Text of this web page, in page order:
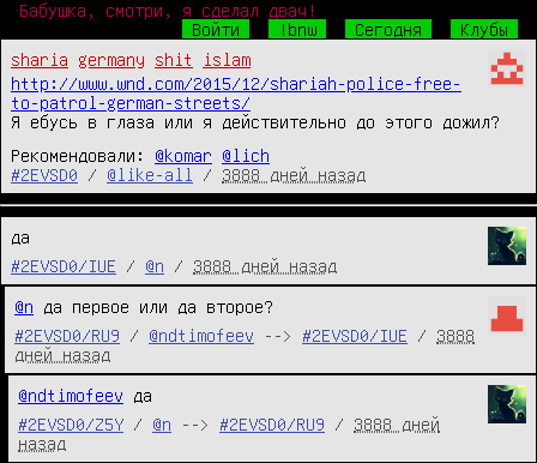
Бабушка, смотри, я сделал двач!
Войти
!bnw Сегодня
Клубы
sharia
germany shit
islam
http://www.wnd.com/2015/12/shariah-police-free-
to-patrol-german-streets/
Я ебусь в глаза или я действительно до этого дожил?
Рекомендовали: @komar
@lich
#2EVSD0
/ @like-all / 3888 дней назад
да
#2EVSD0/IUE
/ @n / 3888 дней назад
@n да первое или да второе?
#2EVSD0/RU9
/ @ndtimofeev --> #2EVSD0/IUE / 3888
дней назад
@ndtimofeev да
#2EVSD0/Z5Y
/ @n --> #2EVSD0/RU9 / 3888 дней
назад